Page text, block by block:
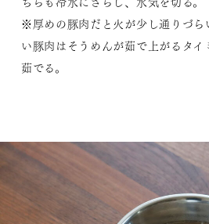
※厚めの豚肉だと火が少し通りづら
い豚肉はそうめんが茹で上がるタイ
茹でる。